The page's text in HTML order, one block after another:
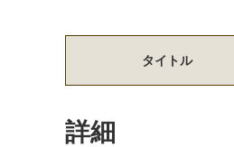
タイトル
詳細